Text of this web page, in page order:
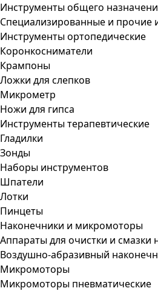
Инструменты общего
Специализированные и прочие
Инструменты ортопедические
Коронкосниматели
Крампоны
Ложки для слепков
Микрометр
Ножи для гипса
Инструменты терапевтические
Гладилки
Зонды
Наборы инструментов
Шпатели
Лотки
Пинцеты
Наконечники и микромоторы
Аппараты для очистки и смазки
Воздушно-абразивный
Микромоторы
Микромоторы пневматические